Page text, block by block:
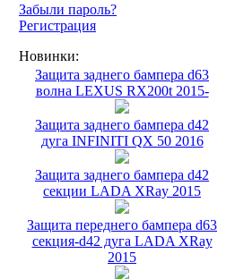
Забыли пароль?
Регистрация
Новинки:
Защита заднего бампера d63
волна LEXUS RX200t 2015-
Защита заднего бампера d42
дуга INFINITI QX 50 2016
Защита заднего бампера d42
секции LADA XRay 2015
Защита переднего бампера d63
секция-d42 дуга LADA XRay
2015